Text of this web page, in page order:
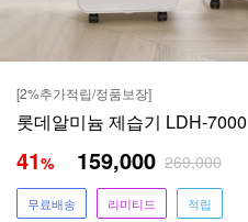
[2%추가적립/정품보장]
롯데알미늄 제습기 LDH-7000
41% 159,000 269,000
무료배송 리미티드 적립